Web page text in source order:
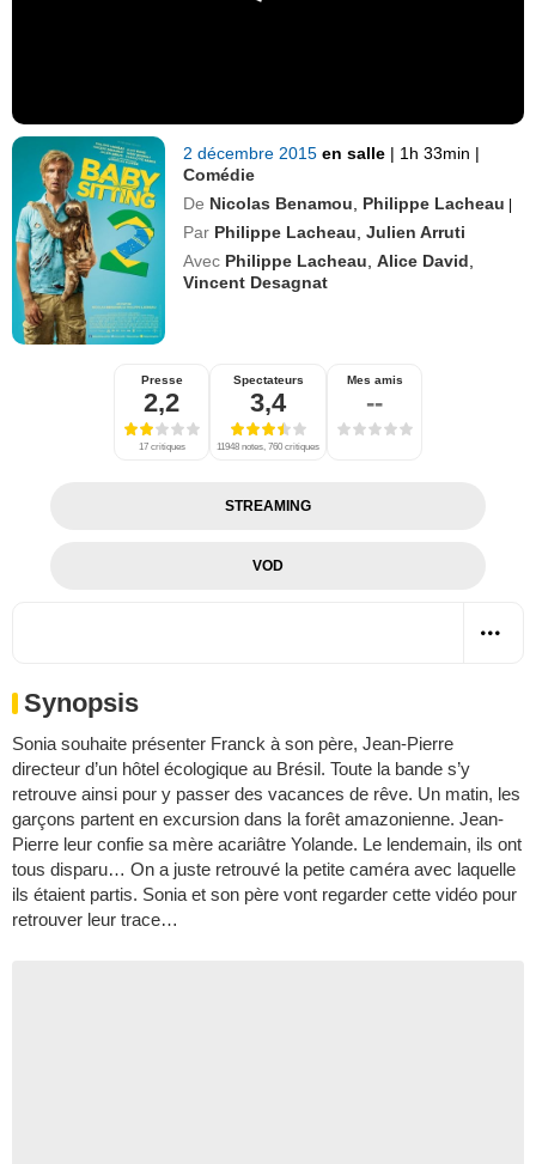
2 décembre 2015en salle | 1h 33min |
Comédie
De Nicolas Benamou Philippe Lacheau |
Par Philippe Lacheau ,Julien Arruti
Avec Philippe Lacheau ,Alice David
Vincent Desagnat
Presse
2,2
17 critiques
Spectateurs
3,4
11948 notes, 760 critiques
Mes amis
--
STREAMING
VOD
Synopsis
Sonia souhaite présenter Franck à son père, Jean-Pierre
directeur d’un hôtel écologique au Brésil. Toute la bande s’y
retrouve ainsi pour y passer des vacances de rêve. Un matin, les
garçons partent en excursion dans la forêt amazonienne. Jean-
Pierre leur confie sa mère acariâtre Yolande. Le lendemain, ils ont
tous disparu… On a juste retrouvé la petite caméra avec laquelle
ils étaient partis. Sonia et son père vont regarder cette vidéo pour
retrouver leur trace…